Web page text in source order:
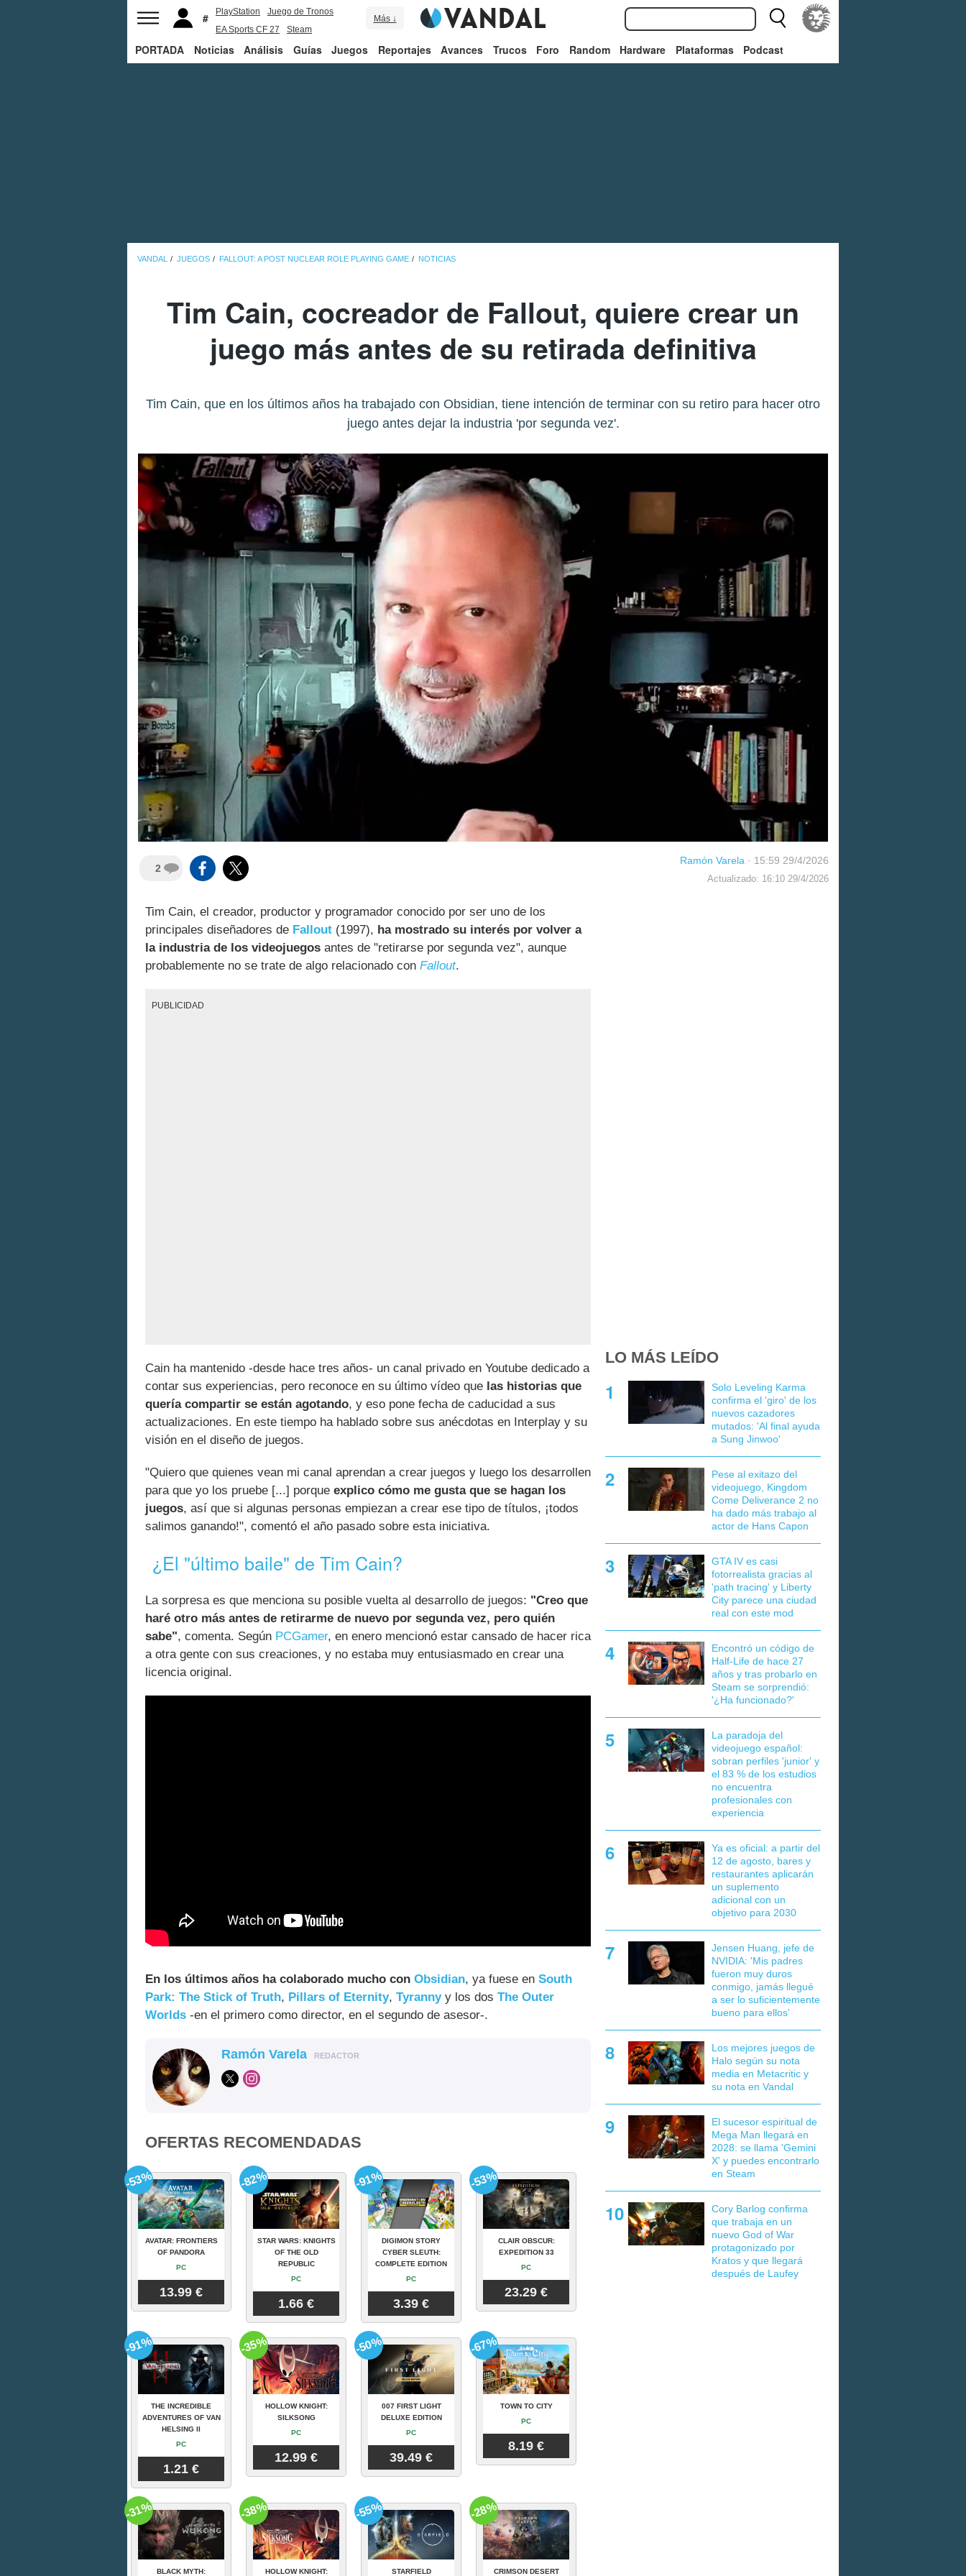
PlayStation
Juego de Tronos
EA Sports CF 27
Steam
Más ↓
PORTADA Noticias Análisis Guías Juegos Reportajes Avances Trucos Foro Random Hardware Plataformas Podcast
VANDAL JUEGOS FALLOUT: A POST NUCLEAR ROLE PLAYING GAME NOTICIAS
Tim Cain, cocreador de Fallout, quiere crear un
juego más antes de su retirada definitiva
Tim Cain, que en los últimos años ha trabajado con Obsidian, tiene intención de terminar con su retiro para hacer otro
juego antes dejar la industria 'por segunda vez'.
2
Ramón Varela · 15:59 29/4/2026
Actualizado: 16:10 29/4/2026
Tim Cain, el creador, productor y programador conocido por ser uno de los
principales diseñadores de Fallout (1997), ha mostrado su interés por volver a
la industria de los videojuegos antes de "retirarse por segunda vez", aunque
probablemente no se trate de algo relacionado con Fallout.
PUBLICIDAD
Cain ha mantenido -desde hace tres años- un canal privado en Youtube dedicado a
contar sus experiencias, pero reconoce en su último vídeo que las historias que
quería compartir se están agotando, y eso pone fecha de caducidad a sus
actualizaciones. En este tiempo ha hablado sobre sus anécdotas en Interplay y su
visión en el diseño de juegos.
"Quiero que quienes vean mi canal aprendan a crear juegos y luego los desarrollen
para que yo los pruebe [...] porque explico cómo me gusta que se hagan los
juegos, así que si algunas personas empiezan a crear ese tipo de títulos, ¡todos
salimos ganando!", comentó el año pasado sobre esta iniciativa.
¿El "último baile" de Tim Cain?
La sorpresa es que menciona su posible vuelta al desarrollo de juegos: "Creo que
haré otro más antes de retirarme de nuevo por segunda vez, pero quién
sabe", comenta. Según PCGamer, en enero mencionó estar cansado de hacer rica
a otra gente con sus creaciones, y no estaba muy entusiasmado en crear una
licencia original.
En los últimos años ha colaborado mucho con Obsidian, ya fuese en South
Park: The Stick of Truth, Pillars of Eternity, Tyrannyy los dos The Outer
Worlds -en el primero como director, en el segundo de asesor-.
Ramón Varela REDACTOR
OFERTAS RECOMENDADAS
AVATAR: FRONTIERS
OF PANDORA
PC
13.99 €
-53%
STAR WARS: KNIGHTS
OF THE OLD
REPUBLIC
PC
1.66 €
-82%
DIGIMON STORY
CYBER SLEUTH:
COMPLETE EDITION
PC
3.39 €
-91%
CLAIR OBSCUR:
EXPEDITION 33
PC
23.29 €
-53%
THE INCREDIBLE
ADVENTURES OF VAN
HELSING II
PC
1.21 €
-91%
HOLLOW KNIGHT:
SILKSONG
PC
12.99 €
-35%
007 FIRST LIGHT
DELUXE EDITION
PC
39.49 €
-50%
TOWN TO CITY
PC
8.19 €
-67%
BLACK MYTH:
-31%
HOLLOW KNIGHT:
-38%
STARFIELD
-55%
CRIMSON DESERT
-28%
LO MÁS LEÍDO
Solo Leveling Karma
confirma el 'giro' de los
nuevos cazadores
mutados: 'Al final ayuda
a Sung Jinwoo'
Pese al exitazo del
videojuego, Kingdom
Come Deliverance 2 no
ha dado más trabajo al
actor de Hans Capon
GTA IV es casi
fotorrealista gracias al
'path tracing' y Liberty
City parece una ciudad
real con este mod
Encontró un código de
Half-Life de hace 27
años y tras probarlo en
Steam se sorprendió:
'¿Ha funcionado?'
La paradoja del
videojuego español:
sobran perfiles 'junior' y
el 83 % de los estudios
no encuentra
profesionales con
experiencia
Ya es oficial: a partir del
12 de agosto, bares y
restaurantes aplicarán
un suplemento
adicional con un
objetivo para 2030
Jensen Huang, jefe de
NVIDIA: 'Mis padres
fueron muy duros
conmigo, jamás llegué
a ser lo suficientemente
bueno para ellos'
Los mejores juegos de
Halo según su nota
media en Metacritic y
su nota en Vandal
El sucesor espiritual de
Mega Man llegará en
2028: se llama 'Gemini
X' y puedes encontrarlo
en Steam
Cory Barlog confirma
que trabaja en un
nuevo God of War
protagonizado por
Kratos y que llegará
después de Laufey